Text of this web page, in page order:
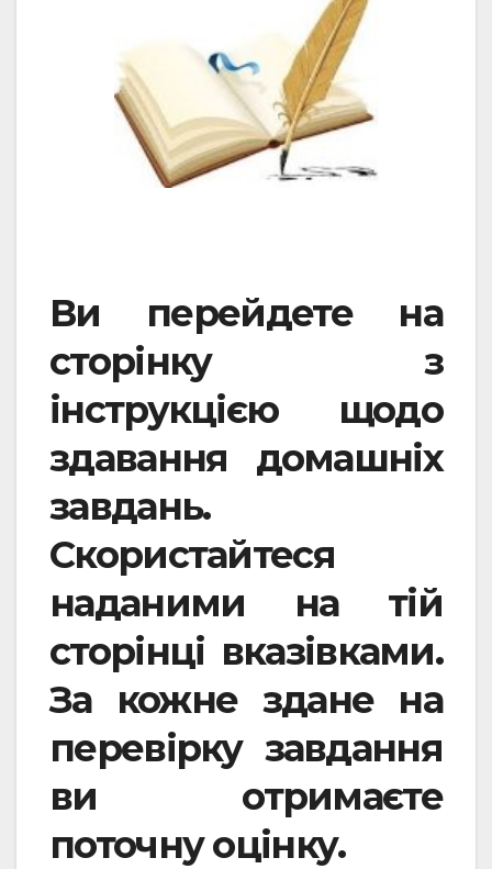
Ви перейдете на
сторінку з
інструкцією щодо
здавання домашніх
завдань.
Скористайтеся
наданими на тій
сторінці вказівками.
За кожне здане на
перевірку завдання
ви отримаєте
поточну оцінку.